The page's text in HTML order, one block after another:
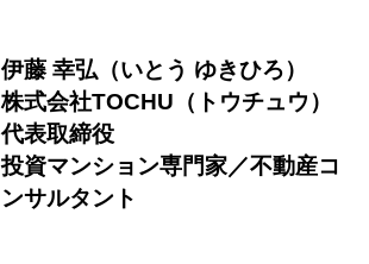
伊藤 幸弘（いとう ゆきひろ）
株式会社TOCHU（トウチュウ）
代表取締役
投資マンション専門家／不動産コ
ンサルタント